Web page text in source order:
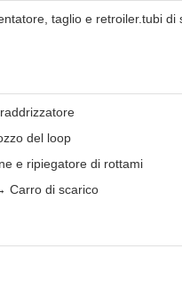
taglio e retroiler.tubi
del loop
e ripiegatore di rottami
Carro di scarico